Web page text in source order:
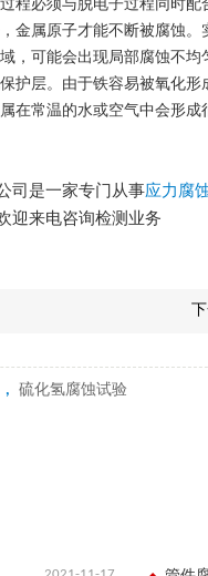
程必须与脱电子过程同时配
金属原子才能不断被腐蚀
，可能会出现局部腐蚀不均
护层。由于铁容易被氧化
在常温的水或空气中会形
司是一家专门从事应力腐
迎来电咨询检测业务
下
, 硫化氢腐蚀试验